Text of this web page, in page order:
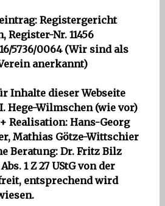
Registergericht
Nr. 11456
5736/0064 (Wir sind als
anerkannt)
Inhalte dieser Webseite
I. Hege-Wilmschen (wie vor)
Realisation: Hans-Georg
Mathias Götze-Wittschier
Beratung: Dr. Fritz Bilz
1 Z 27 UStG von der
entsprechend wird